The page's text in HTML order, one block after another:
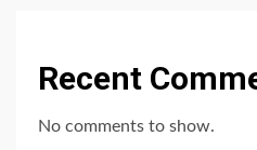
Recent
No comments to show.